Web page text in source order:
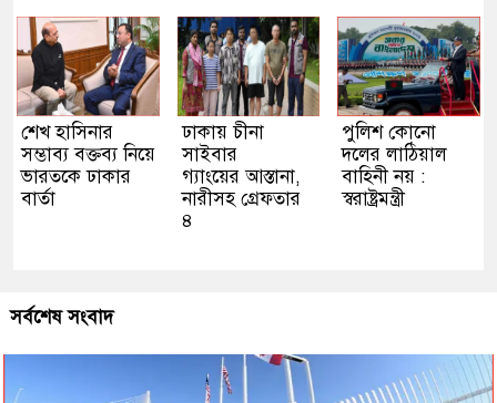
শেখ হাসিনার
সম্ভাব্য বক্তব্য নিয়ে
ভারতকে ঢাকার
বার্তা
ঢাকায় চীনা
সাইবার
গ্যাংয়ের আস্তানা,
নারীসহ গ্রেফতার
৪
পুলিশ কোনো
দলের লাঠিয়াল
বাহিনী নয় :
স্বরাষ্ট্রমন্ত্রী
সর্বশেষ সংবাদ